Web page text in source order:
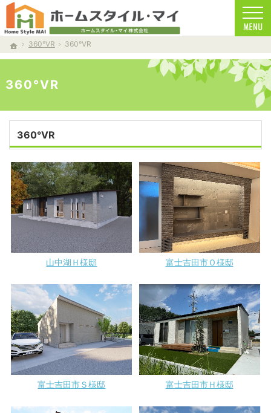
ホーム
360°VR 360°VR
360°VR
南都留郡の注文住宅・新築戸建てを手がける工務店ならホームスタイルマイ
南都留郡で安心の一戸建て｜ホームスタイルマイ
360°VR
山中湖Ｈ様邸 富士吉田市Ｏ様邸
富士吉田市Ｓ様邸 富士吉田市Ｈ様邸